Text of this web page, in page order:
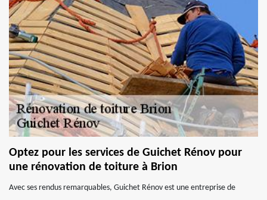
Optez pour les services de Guichet Rénov pour
une rénovation de toiture à Brion
Avec ses rendus remarquables, Guichet Rénov est une entreprise de